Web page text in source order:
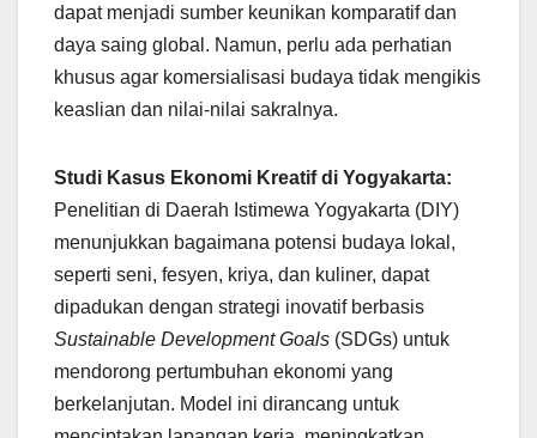
dapat menjadi sumber keunikan komparatif dan
daya saing global. Namun, perlu ada perhatian
khusus agar komersialisasi budaya tidak mengikis
keaslian dan nilai-nilai sakralnya.
Studi Kasus Ekonomi Kreatif di Yogyakarta:
Penelitian di Daerah Istimewa Yogyakarta (DIY)
menunjukkan bagaimana potensi budaya lokal,
seperti seni, fesyen, kriya, dan kuliner, dapat
dipadukan dengan strategi inovatif berbasis
Sustainable Development Goals (SDGs) untuk
mendorong pertumbuhan ekonomi yang
berkelanjutan. Model ini dirancang untuk